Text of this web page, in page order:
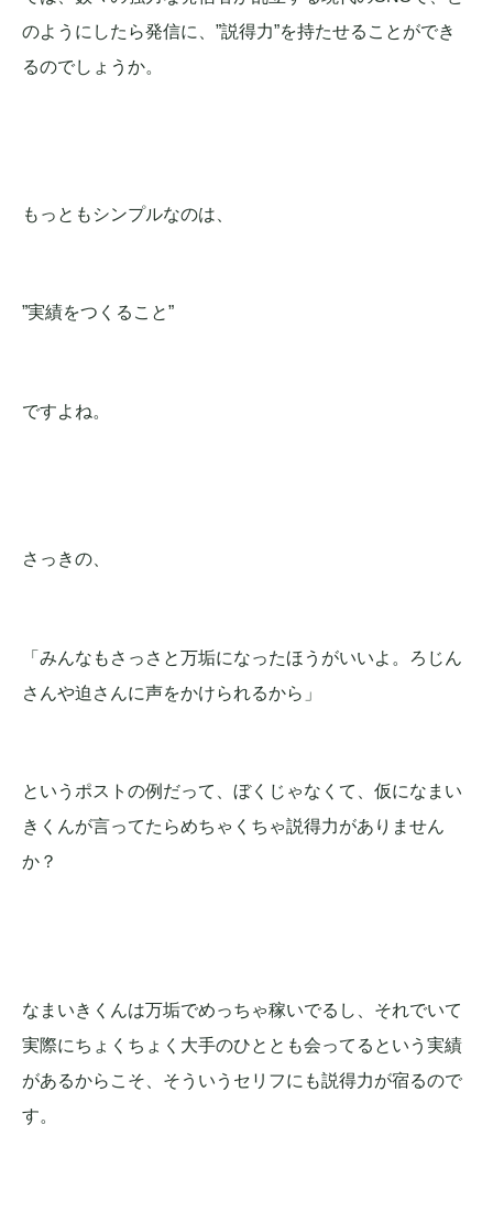
のようにしたら発信に、”説得力”を持たせることができ
るのでしょうか。
もっともシンプルなのは、
”実績をつくること”
ですよね。
さっきの、
「みんなもさっさと万垢になったほうがいいよ。ろじん
さんや迫さんに声をかけられるから」
というポストの例だって、ぼくじゃなくて、仮になまい
きくんが言ってたらめちゃくちゃ説得力がありません
か？
なまいきくんは万垢でめっちゃ稼いでるし、それでいて
実際にちょくちょく大手のひととも会ってるという実績
があるからこそ、そういうセリフにも説得力が宿るので
す。